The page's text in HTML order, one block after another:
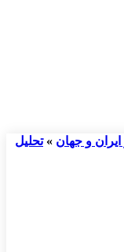
ایران و جهان »تحلیل